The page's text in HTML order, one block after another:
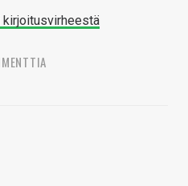
kirjoitusvirheestä